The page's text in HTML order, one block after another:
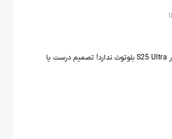
قلم S Pen در S25 Ultra بلوتوث ندارد! تصمیم درست یا